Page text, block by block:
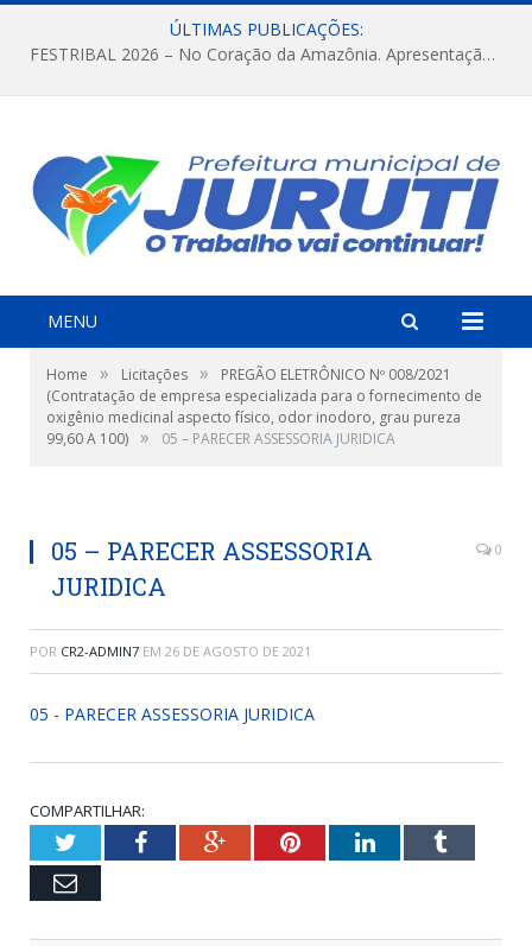
ÚLTIMAS PUBLICAÇÕES:
FESTRIBAL 2026 – No Coração da Amazônia. Apresentação da Munduruku.
MENU
Home » Licitações »
PREGÃO ELETRÔNICO Nº 008/2021
(Contratação de empresa especializada para o fornecimento de
oxigênio medicinal aspecto físico, odor inodoro, grau pureza
99,60 A 100) » 05 – PARECER ASSESSORIA JURIDICA
05 – PARECER ASSESSORIA
JURIDICA
0
POR CR2-ADMIN7 EM 26 DE AGOSTO DE 2021
05 - PARECER ASSESSORIA JURIDICA
COMPARTILHAR:
TwitterFacebookGoogle+PinterestLinkedInTumblr
Email